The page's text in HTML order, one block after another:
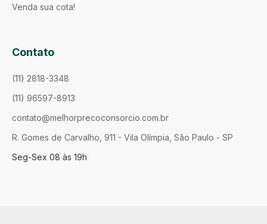
Venda sua cota!
Contato
(11) 2818-3348
(11) 96597-8913
contato@melhorprecoconsorcio.com.br
R. Gomes de Carvalho, 911 - Vila Olímpia, São Paulo - SP
Seg-Sex 08 às 19h